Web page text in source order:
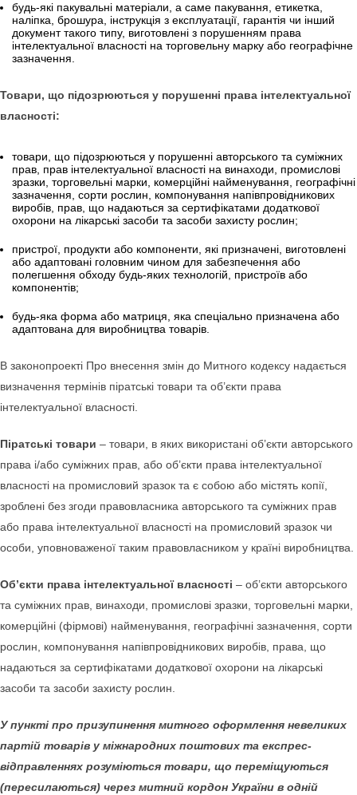
будь-які пакувальні матеріали, а саме пакування, етикетка,
наліпка, брошура, інструкція з експлуатації, гарантія чи інший
документ такого типу, виготовлені з порушенням права
інтелектуальної власності на торговельну марку або географічне
зазначення.
Товари, що підозрюються у порушенні права інтелектуальної
власності:
товари, що підозрюються у порушенні авторського та суміжних
прав, прав інтелектуальної власності на винаходи, промислові
зразки, торговельні марки, комерційні найменування, географічні
зазначення, сорти рослин, компонування напівпровідникових
виробів, прав, що надаються за сертифікатами додаткової
охорони на лікарські засоби та засоби захисту рослин;
пристрої, продукти або компоненти, які призначені, виготовлені
або адаптовані головним чином для забезпечення або
полегшення обходу будь-яких технологій, пристроїв або
компонентів;
будь-яка форма або матриця, яка спеціально призначена або
адаптована для виробництва товарів.
В законопроекті Про внесення змін до Митного кодексу надається
визначення термінів піратські товари та об’єкти права
інтелектуальної власності.
Піратські товари – товари, в яких використані об’єкти авторського
права і/або суміжних прав, або об’єкти права інтелектуальної
власності на промисловий зразок та є собою або містять копії,
зроблені без згоди правовласника авторського та суміжних прав
або права інтелектуальної власності на промисловий зразок чи
особи, уповноваженої таким правовласником у країні виробництва.
Об’єкти права інтелектуальної власності – об’єкти авторського
та суміжних прав, винаходи, промислові зразки, торговельні марки,
комерційні (фірмові) найменування, географічні зазначення, сорти
рослин, компонування напівпровідникових виробів, права, що
надаються за сертифікатами додаткової охорони на лікарські
засоби та засоби захисту рослин.
У пункті про призупинення митного оформлення невеликих
партій товарів у міжнародних поштових та експрес-
відправленнях розуміються товари, що перемiщуються
(пересилаються) через митний кордон України в одній